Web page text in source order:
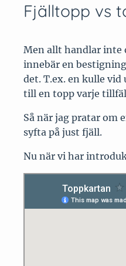
Fjälltopp vs
Men allt handlar inte
innebär en
det. T.ex. en kulle
till en topp varje
Så när jag pratar om
syfta på just fjäll.
Nu när vi har